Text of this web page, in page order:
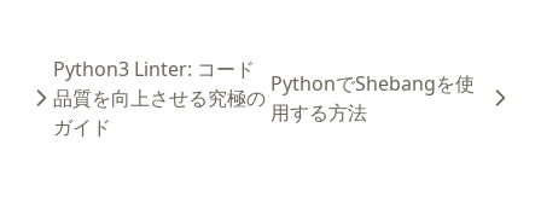
Python3 Linter: コード
品質を向上させる究極の
ガイド
PythonでShebangを使
用する方法